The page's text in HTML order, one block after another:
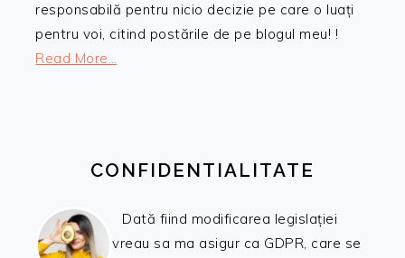
responsabilă pentru nicio decizie pe care o luați
pentru voi, citind postările de pe blogul meu! !
Read More…
CONFIDENTIALITATE
Dată fiind modificarea legislației
vreau sa ma asigur ca GDPR, care se